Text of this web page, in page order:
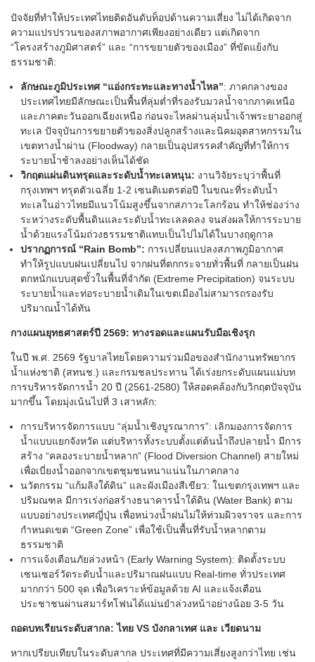
ปัจจัยที่ทำให้ประเทศไทยติดอันดับท็อปด้านความเสี่ยง ไม่ได้เกิดจาก
ความแปรปรวนของสภาพอากาศเพียงอย่างเดียว แต่เกิดจาก
“โครงสร้างภูมิศาสตร์” และ “การขยายตัวของเมือง” ที่ขัดแย้งกับ
ธรรมชาติ:
ลักษณะภูมิประเทศ “แอ่งกระทะและทางน้ำไหล”: ภาคกลางของ
ประเทศไทยมีลักษณะเป็นพื้นที่ลุ่มต่ำที่รองรับมวลน้ำจากภาคเหนือ
และภาคตะวันออกเฉียงเหนือ ก่อนจะไหลผ่านลุ่มน้ำเจ้าพระยาออกสู่
ทะเล ปัจจุบันการขยายตัวของสิ่งปลูกสร้างและนิคมอุตสาหกรรมใน
เขตทางน้ำผ่าน (Floodway) กลายเป็นอุปสรรคสำคัญที่ทำให้การ
ระบายน้ำช้าลงอย่างเห็นได้ชัด
วิกฤตแผ่นดินทรุดและระดับน้ำทะเลหนุน: งานวิจัยระบุว่าพื้นที่
กรุงเทพฯ ทรุดตัวเฉลี่ย 1-2 เซนติเมตรต่อปี ในขณะที่ระดับน้ำ
ทะเลในอ่าวไทยมีแนวโน้มสูงขึ้นจากสภาวะโลกร้อน ทำให้ช่องว่าง
ระหว่างระดับพื้นดินและระดับน้ำทะเลลดลง จนส่งผลให้การระบาย
น้ำด้วยแรงโน้มถ่วงธรรมชาติแทบเป็นไปไม่ได้ในบางฤดูกาล
ปรากฏการณ์ “Rain Bomb”: การเปลี่ยนแปลงสภาพภูมิอากาศ
ทำให้รูปแบบฝนเปลี่ยนไป จากฝนที่ตกกระจายทั่วพื้นที่ กลายเป็นฝน
ตกหนักแบบสุดขั้วในพื้นที่จำกัด (Extreme Precipitation) จนระบบ
ระบายน้ำและท่อระบายน้ำเดิมในเขตเมืองไม่สามารถรองรับ
ปริมาณน้ำได้ทัน
กางแผนยุทธศาสตร์ปี 2569: ทางรอดและแผนรับมือเชิงรุก
ในปี พ.ศ. 2569 รัฐบาลไทยโดยความร่วมมือของสำนักงานทรัพยากร
น้ำแห่งชาติ (สทนช.) และกรมชลประทาน ได้เร่งยกระดับแผนแม่บท
การบริหารจัดการน้ำ 20 ปี (2561-2580) ให้สอดคล้องกับวิกฤตปัจจุบัน
มากขึ้น โดยมุ่งเน้นไปที่ 3 เสาหลัก:
การบริหารจัดการแบบ “ลุ่มน้ำเชิงบูรณาการ”: เลิกมองการจัดการ
น้ำแบบแยกจังหวัด แต่บริหารทั้งระบบตั้งแต่ต้นน้ำถึงปลายน้ำ มีการ
สร้าง “คลองระบายน้ำหลาก” (Flood Diversion Channel) สายใหม่
เพื่อเบี่ยงน้ำออกจากเขตชุมชนหนาแน่นในภาคกลาง
นวัตกรรม “แก้มลิงใต้ดิน” และผังเมืองสีเขียว: ในเขตกรุงเทพฯ และ
ปริมณฑล มีการเร่งก่อสร้างธนาคารน้ำใต้ดิน (Water Bank) ตาม
แบบอย่างประเทศญี่ปุ่น เพื่อหน่วงน้ำฝนไม่ให้ท่วมผิวจราจร และการ
กำหนดเขต “Green Zone” เพื่อใช้เป็นพื้นที่รับน้ำหลากตาม
ธรรมชาติ
การแจ้งเตือนภัยล่วงหน้า (Early Warning System): ติดตั้งระบบ
เซนเซอร์วัดระดับน้ำและปริมาณฝนแบบ Real-time ทั่วประเทศ
มากกว่า 500 จุด เพื่อวิเคราะห์ข้อมูลด้วย AI และแจ้งเตือน
ประชาชนผ่านสมาร์ทโฟนได้แม่นยำล่วงหน้าอย่างน้อย 3-5 วัน
ถอดบทเรียนระดับสากล: ไทย VS บังกลาเทศ และ เวียดนาม
หากเปรียบเทียบในระดับสากล ประเทศที่มีความเสี่ยงสูงกว่าไทย เช่น